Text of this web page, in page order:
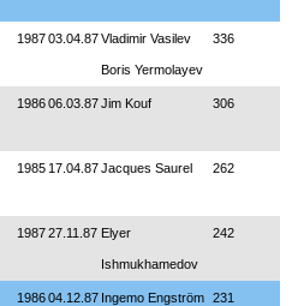
198703.04.87Vladimir Vasilev
Boris Yermolayev
336
198606.03.87Jim Kouf 306
1985 17.04.87Jacques Saurel 262
198727.11.87 Elyer
Ishmukhamedov
242
198604.12.87 Ingemo Engström 231